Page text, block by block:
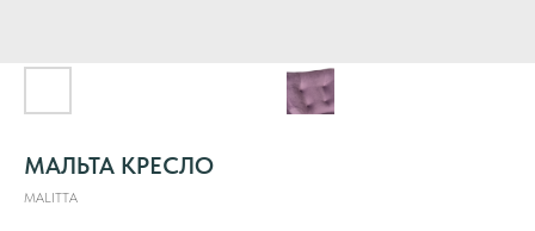
МАЛЬТА КРЕСЛО
MALITTA